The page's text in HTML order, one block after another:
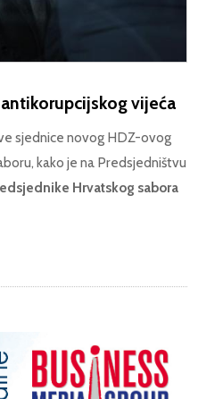
vijeća
sjednice novog HDZ-ovog
kako je na Predsjedništvu
Hrvatskog sabora